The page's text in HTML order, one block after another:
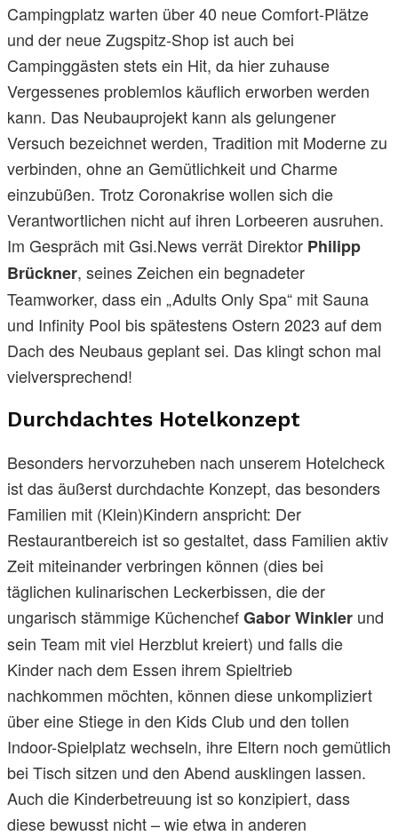
Campingplatz warten über 40 neue Comfort-Plätze
und der neue Zugspitz-Shop ist auch bei
Campinggästen stets ein Hit, da hier zuhause
Vergessenes problemlos käuflich erworben werden
kann. Das Neubauprojekt kann als gelungener
Versuch bezeichnet werden, Tradition mit Moderne zu
verbinden, ohne an Gemütlichkeit und Charme
einzubüßen. Trotz Coronakrise wollen sich die
Verantwortlichen nicht auf ihren Lorbeeren ausruhen.
Im Gespräch mit Gsi.News verrät Direktor Philipp
Brückner, seines Zeichen ein begnadeter
Teamworker, dass ein „Adults Only Spa“ mit Sauna
und Infinity Pool bis spätestens Ostern 2023 auf dem
Dach des Neubaus geplant sei. Das klingt schon mal
vielversprechend!
Durchdachtes Hotelkonzept
Besonders hervorzuheben nach unserem Hotelcheck
ist das äußerst durchdachte Konzept, das besonders
Familien mit (Klein)Kindern anspricht: Der
Restaurantbereich ist so gestaltet, dass Familien aktiv
Zeit miteinander verbringen können (dies bei
täglichen kulinarischen Leckerbissen, die der
ungarisch stämmige KüchenchefGabor Winkler und
sein Team mit viel Herzblut kreiert) und falls die
Kinder nach dem Essen ihrem Spieltrieb
nachkommen möchten, können diese unkompliziert
über eine Stiege in den Kids Club und den tollen
Indoor-Spielplatz wechseln, ihre Eltern noch gemütlich
bei Tisch sitzen und den Abend ausklingen lassen.
Auch die Kinderbetreuung ist so konzipiert, dass
diese bewusst nicht – wie etwa in anderen